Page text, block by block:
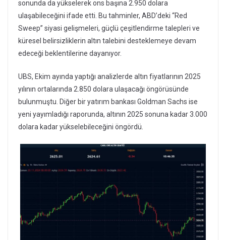
sonunda da yükselerek ons başına 2.950 dolara
ulaşabileceğini ifade etti. Bu tahminler, ABD’deki “Red
Sweep” siyasi gelişmeleri, güçlü çeşitlendirme talepleri ve
küresel belirsizliklerin altın talebini desteklemeye devam
edeceği beklentilerine dayanıyor.
UBS, Ekim ayında yaptığı analizlerde altın fiyatlarının 2025
yılının ortalarında 2.850 dolara ulaşacağı öngörüsünde
bulunmuştu. Diğer bir yatırım bankası Goldman Sachs ise
yeni yayımladığı raporunda, altının 2025 sonuna kadar 3.000
dolara kadar yükselebileceğini öngördü.